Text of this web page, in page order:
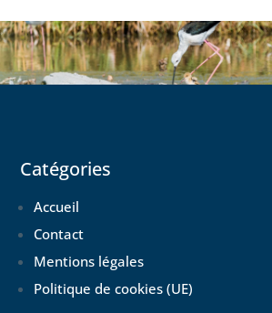
Catégories
Accueil
Contact
Mentions légales
Politique de cookies (UE)